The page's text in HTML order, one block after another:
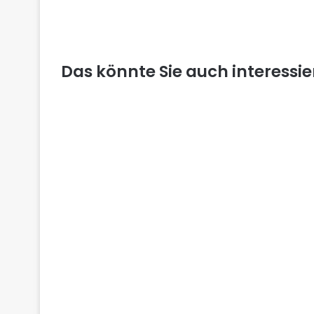
Das könnte Sie auch